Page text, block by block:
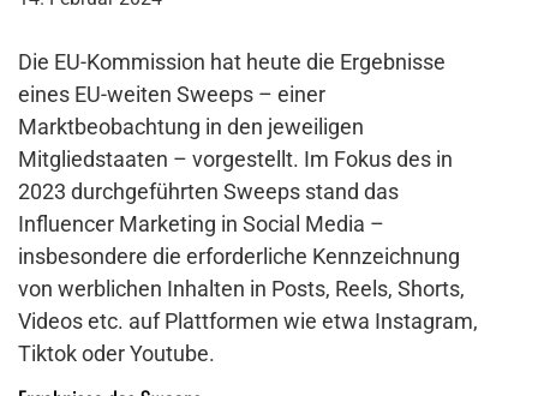
Die EU-Kommission hat heute die Ergebnisse
eines EU-weiten Sweeps – einer
Marktbeobachtung in den jeweiligen
Mitgliedstaaten – vorgestellt. Im Fokus des in
2023 durchgeführten Sweeps stand das
Influencer Marketing in Social Media –
insbesondere die erforderliche Kennzeichnung
von werblichen Inhalten in Posts, Reels, Shorts,
Videos etc. auf Plattformen wie etwa Instagram,
Tiktok oder Youtube.